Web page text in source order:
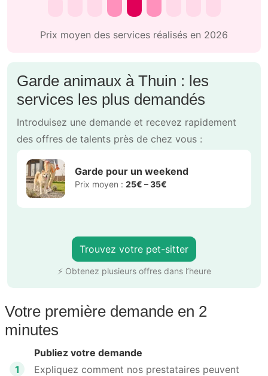
Prix moyen des services réalisés en 2026
Garde animaux à Thuin : les
services les plus demandés
Introduisez une demande et recevez rapidement
des offres de talents près de chez vous :
Garde pour un weekend
Prix moyen : 25€ – 35€
Trouvez votre pet-sitter
⚡ Obtenez plusieurs offres dans l’heure
Votre première demande en 2
minutes
1
Publiez votre demande
Expliquez comment nos prestataires peuvent